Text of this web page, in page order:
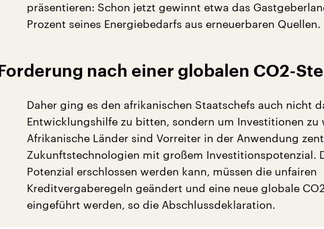
präsentieren: Schon jetzt gewinnt etwa das
Prozent seines Energiebedarfs aus erneuerbaren Quellen.
Forderung nach einer globalen CO2-
Daher ging es den afrikanischen Staatschefs auch nicht
Entwicklungshilfe zu bitten, sondern um Investitionen zu
Afrikanische Länder sind Vorreiter in der Anwendung
Zukunftstechnologien mit großem Investitionspotenzial.
Potenzial erschlossen werden kann, müssen die unfairen
Kreditvergaberegeln geändert und eine neue globale
eingeführt werden, so die Abschlussdeklaration.